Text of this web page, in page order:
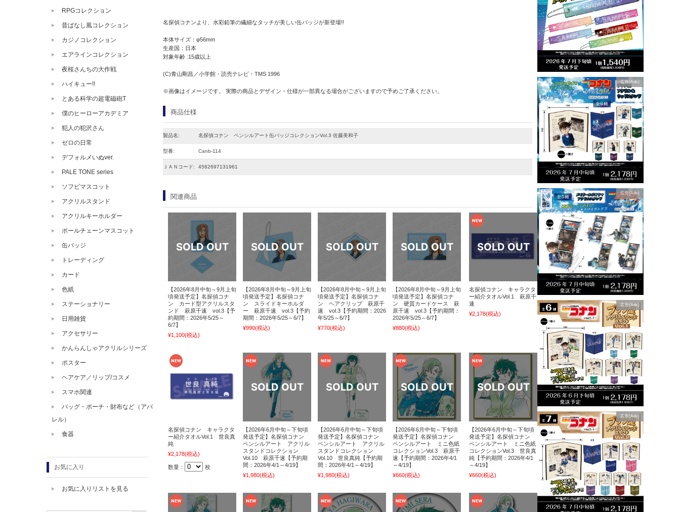
広告(Ads)
広告(Ads)
広告(Ads)
広告(Ads)
名探偵コナンより、水彩鉛筆の繊細なタッチが美しい缶バッジが新登場!!
本体サイズ：φ56mm
生産国：日本
対象年齢 :15歳以上
(C)青山剛昌／小学館・読売テレビ・TMS 1996
※画像はイメージです。 実際の商品とデザイン・仕様が一部異なる場合がございますので予めご了承ください。
商品仕様
製品名: 名探偵コナン ペンシルアート缶バッジコレクションVol.3 佐藤美和子
型番: Canb-114
ＪＡＮコード: 4582697131961
関連商品
【2026年8月中旬～9月上旬
頃発送予定】名探偵コナ
ン カード型アクリルスタ
ンド 萩原千速 vol.3【予
約期間：2026年5/25～
6/7】
¥1,100(税込)
【2026年8月中旬～9月上旬
頃発送予定】名探偵コナ
ン スライドキーホルダ
ー 萩原千速 vol.3【予約
期間：2026年5/25～6/7】
¥990(税込)
【2026年8月中旬～9月上旬
頃発送予定】名探偵コナ
ン ヘアクリップ 萩原千
速 vol.3【予約期間：2026
年5/25～6/7】
¥770(税込)
【2026年8月中旬～9月上旬
頃発送予定】名探偵コナ
ン 硬質カードケース 萩
原千速 vol.3【予約期間：
2026年5/25～6/7】
¥880(税込)
名探偵コナン キャラクタ
ー紹介タオルVol.1 萩原千
速
¥2,178(税込)
名探偵コナン キャラクタ
ー紹介タオルVol.1 世良真
純
¥2,178(税込)
数量： 枚
【2026年6月中旬～下旬頃
発送予定】名探偵コナン
ペンシルアート アクリル
スタンドコレクション
Vol.10 萩原千速【予約期
間：2026年4/1～4/19】
¥1,980(税込)
【2026年6月中旬～下旬頃
発送予定】名探偵コナン
ペンシルアート アクリル
スタンドコレクション
Vol.10 世良真純【予約期
間：2026年4/1～4/19】
¥1,980(税込)
【2026年6月中旬～下旬頃
発送予定】名探偵コナン
ペンシルアート ミニ色紙
コレクションVol.3 萩原千
速【予約期間：2026年4/1
～4/19】
¥660(税込)
【2026年6月中旬～下旬頃
発送予定】名探偵コナン
ペンシルアート ミニ色紙
コレクションVol.3 世良真
純【予約期間：2026年4/1
～4/19】
¥660(税込)
RPGコレクション
昔ばなし風コレクション
カジノコレクション
エアラインコレクション
夜桜さんちの大作戦
ハイキュー!!
とある科学の超電磁砲T
僕のヒーローアカデミア
犯人の犯沢さん
ゼロの日常
デフォルメいぬver.
PALE TONE series
ソフビマスコット
アクリルスタンド
アクリルキーホルダー
ボールチェーンマスコット
缶バッジ
トレーディング
カード
色紙
ステーショナリー
日用雑貨
アクセサリー
かんらんしゃアクリルシリーズ
ポスター
ヘアケア／リップ/コスメ
スマホ関連
バッグ・ポーチ・財布など（アパ
レル）
食器
お気に入り
お気に入りリストを見る